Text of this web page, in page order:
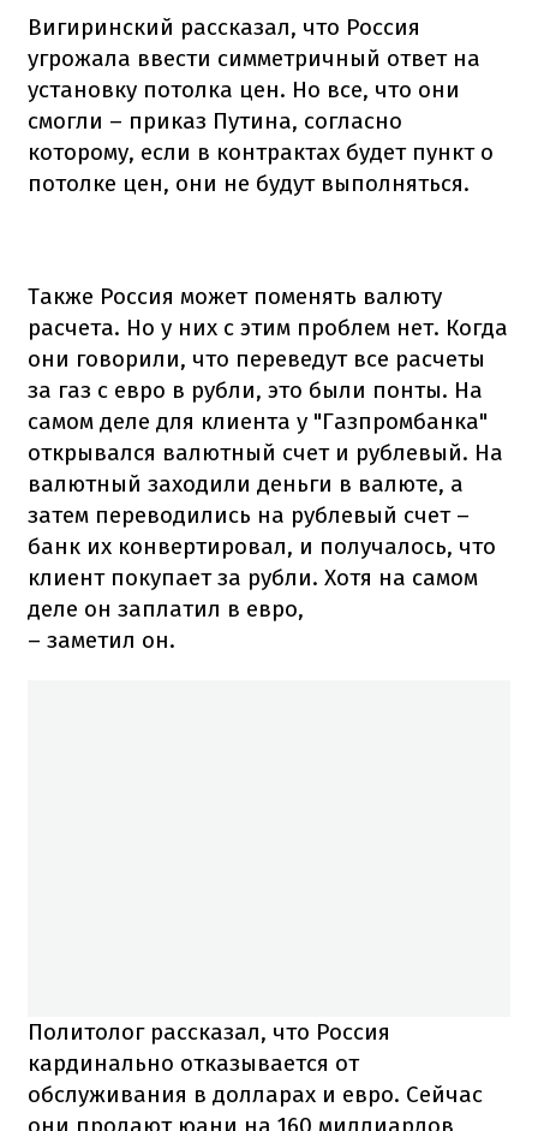
Вигиринский рассказал, что Россия
угрожала ввести симметричный ответ на
установку потолка цен. Но все, что они
смогли – приказ Путина, согласно
которому, если в контрактах будет пункт о
потолке цен, они не будут выполняться.
Также Россия может поменять валюту
расчета. Но у них с этим проблем нет. Когда
они говорили, что переведут все расчеты
за газ с евро в рубли, это были понты. На
самом деле для клиента у "Газпромбанка"
открывался валютный счет и рублевый. На
валютный заходили деньги в валюте, а
затем переводились на рублевый счет –
банк их конвертировал, и получалось, что
клиент покупает за рубли. Хотя на самом
деле он заплатил в евро,
– заметил он.
Политолог рассказал, что Россия
кардинально отказывается от
обслуживания в долларах и евро. Сейчас
они продают юани на 160 миллиардов